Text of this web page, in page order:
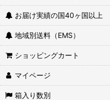
お届け実績の国40ヶ国以上
地域別送料（EMS）
ショッピングカート
マイページ
箱入り数別